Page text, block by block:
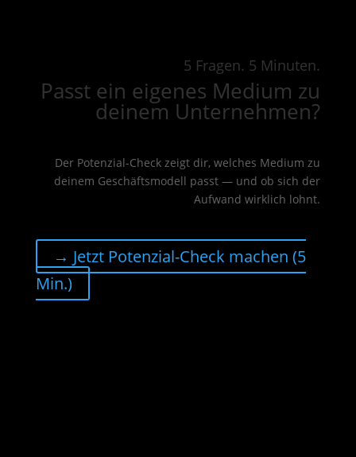
5 Fragen. 5 Minuten.
Passt ein eigenes Medium zu
deinem Unternehmen?
Der Potenzial-Check zeigt dir, welches Medium zu
deinem Geschäftsmodell passt — und ob sich der
Aufwand wirklich lohnt.
→ Jetzt Potenzial-Check machen (5
Min.)